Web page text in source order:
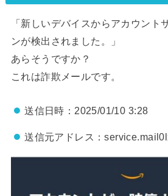
「新しいデバイスからアカウント
ンが検出されました。」
あらそうですか？
これは詐欺メールです。
送信日時：2025/01/10 3:28
送信元アドレス：